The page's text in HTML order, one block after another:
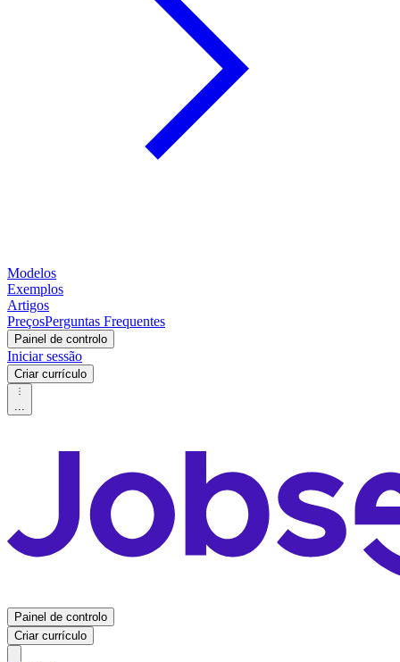
Modelos
Exemplos
Artigos
PreçosPerguntas Frequentes
Painel de controlo
Iniciar sessão
Criar currículo
...
Painel de controlo
Criar currículo